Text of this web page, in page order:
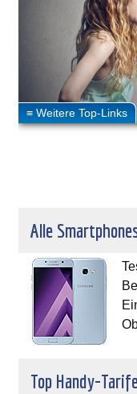
Alle
Top Handy-